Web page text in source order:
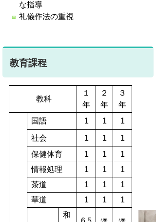
な指導
礼儀作法の重視
教育課程
教科
１
年
２
年
３
年
国語 1 1 1
社会 1 1
1
保健体育
1 1
1
情報処理
1 1
1
茶道
1 1
1
華道
1 1 1
和